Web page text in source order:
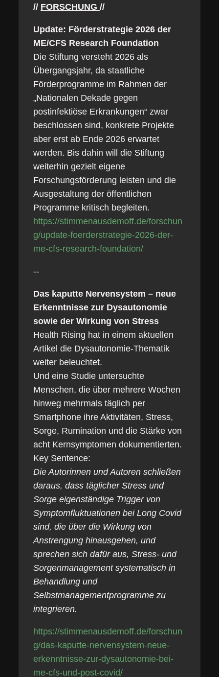
// FORSCHUNG //
Update: Förderstrategie 2026 der
ME/CFS Research Foundation
Die Stiftung versteht 2026 als
Übergangsjahr, da staatliche
Förderprogramme im Rahmen der
„Nationalen Dekade gegen
postinfektiöse Erkrankungen“ zwar
beschlossen sind, konkrete Projekte
aber erst ab Ende 2026 erwartet
werden. Bis dahin will die Stiftung
weiterhin gezielt eigene
Forschungsförderung leisten und die
Ausgestaltung der öffentlichen
Programme kritisch begleiten.
https://stimmenausdemoff.de/forschun
g/update-foerderstrategie-2026-der-
me-cfs-research-foundation/
--
Das kaputte Nervensystem – neue
Erkenntnisse zur Dysautonomie
sowie der Wirkung von Stress
Health Rising hat in einem aktuellen
Artikel die Dysautonomie-Thematik
weiter beleuchtet.
Und eine Studie untersuchte
Menschen, die über mehrere Wochen
hinweg mehrmals täglich per
Smartphone ihre Aktivitäten, Stress,
Sorge, Rumination und die Stärke von
acht Kernsymptomen dokumentierten.
Key Sentence:
Die Autorinnen und Autoren schließen
daraus, dass täglicher Stress und
Sorge eigenständige Trigger von
Symptomfluktuationen bei Long Covid
sind, die über die Wirkung von
Anstrengung hinausgehen, und
sprechen sich dafür aus, Stress- und
Sorgenmanagement systematisch in
Behandlung und
Selbstmanagementprogramme zu
integrieren.
https://stimmenausdemoff.de/forschun
g/das-kaputte-nervensystem-neue-
erkenntnisse-zur-dysautonomie-bei-
me-cfs-und-post-covid/